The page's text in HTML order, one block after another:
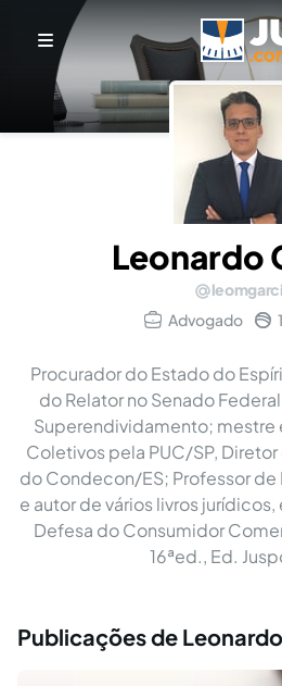
Leonardo
Advogado
Procurador do Estado do
do Relator no Senado
Superendividamento; mestre
Coletivos pela PUC/SP,
do Condecon/ES; Professor
e autor de vários livros
Defesa do Consumidor
16ªed., Ed.
Publicações de